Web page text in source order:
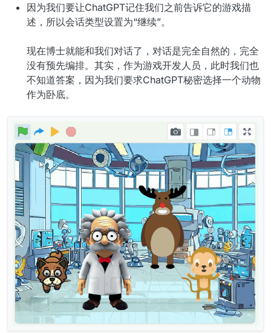
因为我们要让ChatGPT记住我们之前告诉它的游戏描
述，所以会话类型设置为“继续”。
现在博士就能和我们对话了，对话是完全自然的，完全
没有预先编排。其实，作为游戏开发人员，此时我们也
不知道答案，因为我们要求ChatGPT秘密选择一个动物
作为卧底。